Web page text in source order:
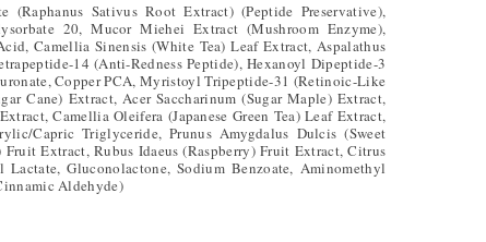
(Raphanus Sativus Root Extract) (Peptide Preservative),
20, Mucor Miehei Extract (Mushroom Enzyme),
Camellia Sinensis (White Tea) Leaf Extract, Aspalathus
14 (Anti-Redness Peptide), Hexanoyl Dipeptide-3
Copper PCA, Myristoyl Tripeptide-31 (Retinoic-Like
Cane) Extract, Acer Saccharinum (Sugar Maple) Extract,
Camellia Oleifera (Japanese Green Tea) Leaf Extract,
Capric Triglyceride, Prunus Amygdalus Dulcis (Sweet
Extract, Rubus Idaeus (Raspberry) Fruit Extract, Citrus
Gluconolactone, Sodium Benzoate, Aminomethyl
Aldehyde)